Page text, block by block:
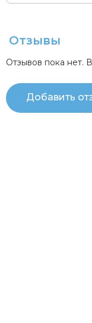
Отзывы
Отзывов пока нет.
Добавить